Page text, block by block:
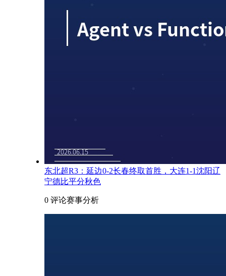
东北超R3：延边0-2长春终取首胜，大连1-1沈阳辽
宁德比平分秋色
0 评论赛事分析